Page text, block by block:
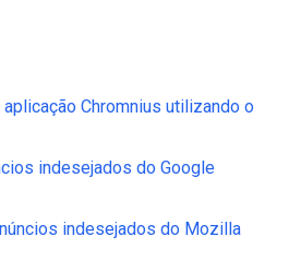
Chromnius utilizando o
indesejados do Google
indesejados do Mozilla